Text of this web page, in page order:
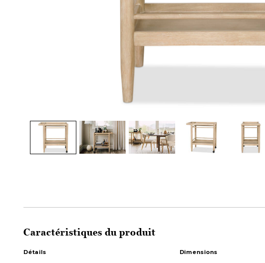
Caractéristiques du produit
Détails Dimensions